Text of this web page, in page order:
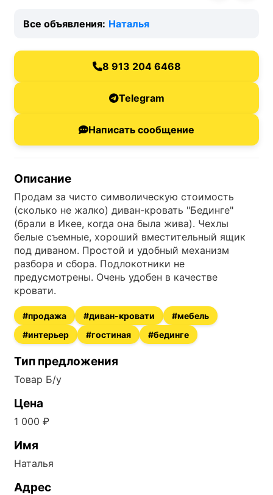
Все объявления: Наталья
8 913 204 6468
Telegram
Написать сообщение
Описание
Продам за чисто символическую стоимость
(сколько не жалко) диван-кровать "Бединге"
(брали в Икее, когда она была жива). Чехлы
белые съемные, хороший вместительный ящик
под диваном. Простой и удобный механизм
разбора и сбора. Подлокотники не
предусмотрены. Очень удобен в качестве
кровати.
#продажа #диван-кровати
#мебель
#интерьер
#гостиная #бединге
Тип предложения
Товар Б/у
Цена
1 000 ₽
Имя
Наталья
Адрес